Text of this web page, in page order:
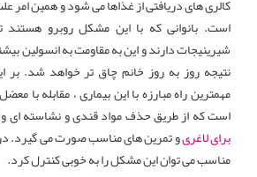
کالری های دریافتی از غذاها می شود و همین امر
است. بانوانی که با این مشکل روبرو هستند
شیرینیجات دارند و این به مقاومت به انسولین
نتیجه روز به روز خانم چاق تر خواهد شد.
مهمترین راه مبارزه با این بیماری ، مقابله با
است که از طریق حذف مواد قندی و نشاسته ای و
برای لاغریو تمرین های مناسب صورت می گیرد.
مناسب می توان این مشکل را به خوبی کنترل کرد.